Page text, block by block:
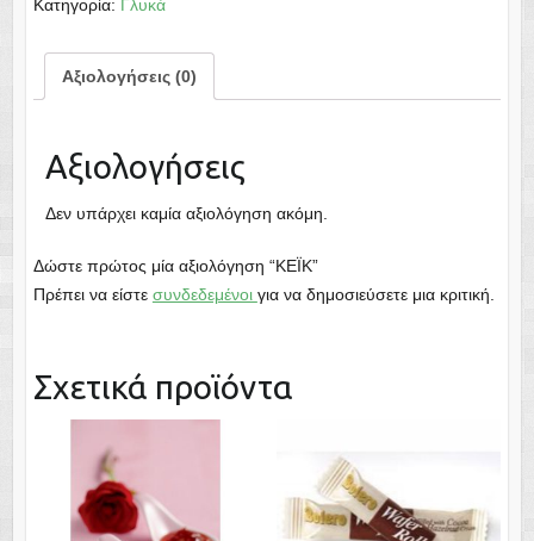
Κατηγορία: Γλυκά
Αξιολογήσεις (0)
Αξιολογήσεις
Δεν υπάρχει καμία αξιολόγηση ακόμη.
Δώστε πρώτος μία αξιολόγηση “ΚΕΪΚ”
Πρέπει να είστε συνδεδεμένοι για να δημοσιεύσετε μια κριτική.
Σχετικά προϊόντα